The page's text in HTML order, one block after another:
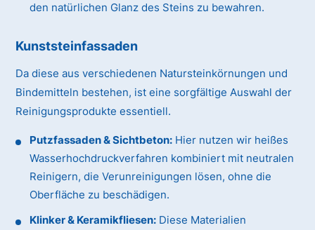
den natürlichen Glanz des Steins zu bewahren.
Kunststeinfassaden
Da diese aus verschiedenen Natursteinkörnungen und
Bindemitteln bestehen, ist eine sorgfältige Auswahl der
Reinigungsprodukte essentiell.
Putzfassaden & Sichtbeton: Hier nutzen wir heißes
Wasserhochdruckverfahren kombiniert mit neutralen
Reinigern, die Verunreinigungen lösen, ohne die
Oberfläche zu beschädigen.
Klinker & Keramikfliesen: Diese Materialien